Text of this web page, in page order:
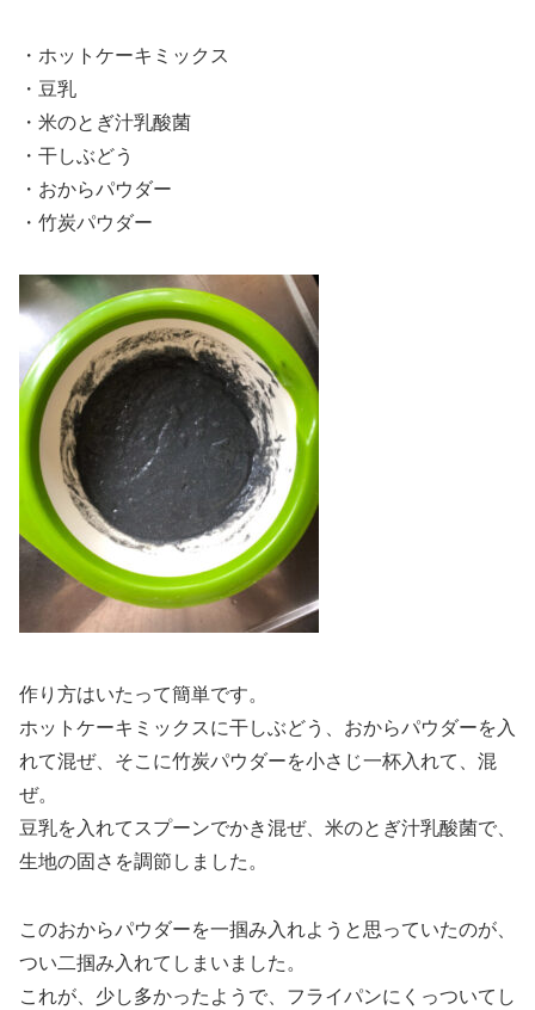
・ホットケーキミックス
・豆乳
・米のとぎ汁乳酸菌
・干しぶどう
・おからパウダー
・竹炭パウダー
作り方はいたって簡単です。
ホットケーキミックスに干しぶどう、おからパウダーを入
れて混ぜ、そこに竹炭パウダーを小さじ一杯入れて、混
ぜ。
豆乳を入れてスプーンでかき混ぜ、米のとぎ汁乳酸菌で、
生地の固さを調節しました。
このおからパウダーを一掴み入れようと思っていたのが、
つい二掴み入れてしまいました。
これが、少し多かったようで、フライパンにくっついてし